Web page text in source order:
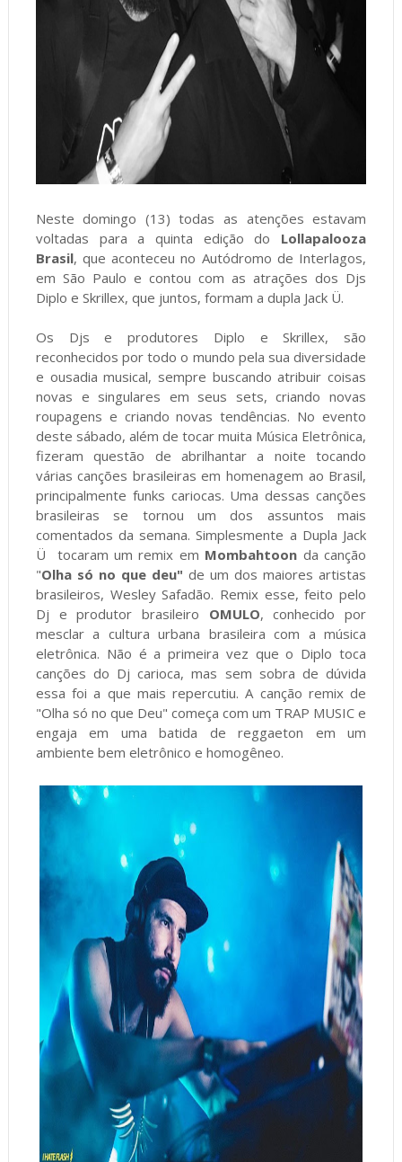
Neste domingo (13) todas as atenções estavam
voltadas para a quinta edição do Lollapalooza
Brasil, que aconteceu no Autódromo de Interlagos,
em São Paulo e contou com as atrações dos Djs
Diplo e Skrillex, que juntos, formam a dupla Jack Ü.
Os Djs e produtores Diplo e Skrillex, são
reconhecidos por todo o mundo pela sua diversidade
e ousadia musical, sempre buscando atribuir coisas
novas e singulares em seus sets, criando novas
roupagens e criando novas tendências. No evento
deste sábado, além de tocar muita Música Eletrônica,
fizeram questão de abrilhantar a noite tocando
várias canções brasileiras em homenagem ao Brasil,
principalmente funks cariocas. Uma dessas canções
brasileiras se tornou um dos assuntos mais
comentados da semana. Simplesmente a Dupla Jack
Ü tocaram um remix em Mombahtoon da canção
"Olha só no que deu" de um dos maiores artistas
brasileiros, Wesley Safadão. Remix esse, feito pelo
Dj e produtor brasileiro OMULO, conhecido por
mesclar a cultura urbana brasileira com a música
eletrônica. Não é a primeira vez que o Diplo toca
canções do Dj carioca, mas sem sobra de dúvida
essa foi a que mais repercutiu. A canção remix de
"Olha só no que Deu" começa com um TRAP MUSIC e
engaja em uma batida de reggaeton em um
ambiente bem eletrônico e homogêneo.